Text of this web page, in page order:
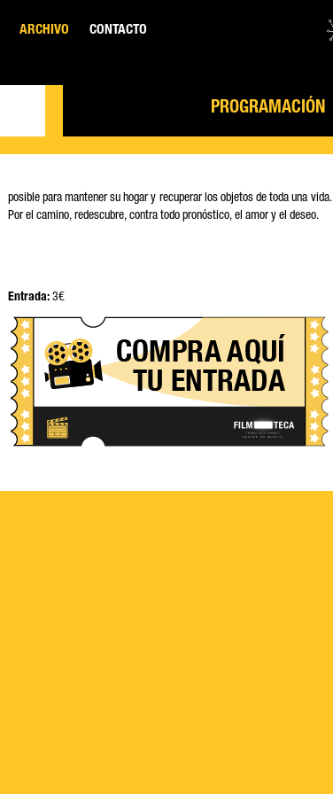
ARCHIVO CONTACTO
PROGRAMACIÓN
posible para mantener su hogar y recuperar los objetos de toda una vida.
Por el camino, redescubre, contra todo pronóstico, el amor y el deseo.
Entrada:3€